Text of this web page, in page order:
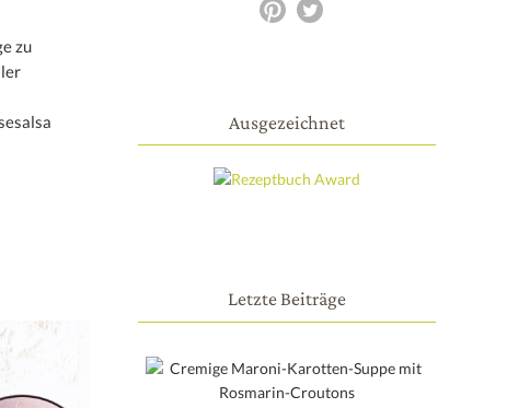
zu
Ausgezeichnet
Letzte Beiträge